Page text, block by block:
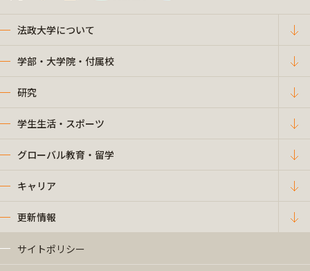
法政大学について
学部・大学院・付属校
研究
学生生活・スポーツ
グローバル教育・留学
キャリア
更新情報
サイトポリシー